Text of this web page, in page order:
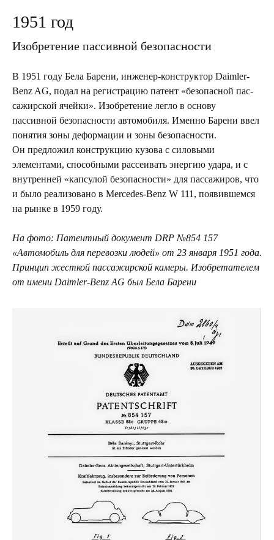
1951 год
Изобретение пассивной безопасности
В 1951 году Бела Барени, инженер-конструктор Daimler-
Benz AG, подал на регистрацию патент «безопасной пас-
сажирской ячейки». Изобретение легло в основу
пассивной безопасности автомобиля. Именно Барени ввел
понятия зоны деформации и зоны безопасности.
Он предложил конструкцию кузова с силовыми
элементами, способными рассеивать энергию удара, и с
внутренней «капсулой безопасности» для пассажиров, что
и было реализовано в Mercedes-Benz W 111, появившемся
на рынке в 1959 году.
На фото: Патентный документ DRP №854 157
«Автомобиль для перевозки людей» от 23 января 1951 года.
Принцип жесткой пассажирской камеры. Изобретателем
от имени Daimler-Benz AG был Бела Барени